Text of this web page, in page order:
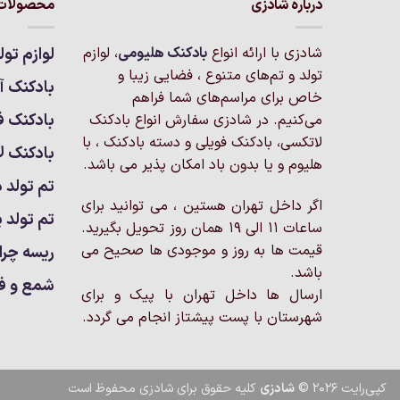
درباره شادزی
شادزی با ارائه انواع بادکنک‌ هلیومی، لوازم
تولد و تم‌های متنوع ، فضایی زیبا و
خاص برای مراسم‌های شما فراهم
می‌کنیم. در شادزی سفارش انواع بادکنک
لاتکسی، بادکنک فویلی و دسته بادکنک ، با
هلیوم و یا بدون باد امکان پذیر می باشد.
اگر داخل تهران هستین ، می توانید برای
ساعات 11 الی 19 همان روز تحویل بگیرید.
قیمت ها به روز و موجودی ها صحیح می
باشد.
ارسال ها داخل تهران با پیک و برای
شهرستان با پست پیشتاز انجام می گردد.
لوازم
بادکنک
بادکنک
بادکنک
تم تولد
تم تولد
ریسه
شمع و
کپی‌رایت 2026 © شادزی کلیه حقوق برای شادزی محفوظ است